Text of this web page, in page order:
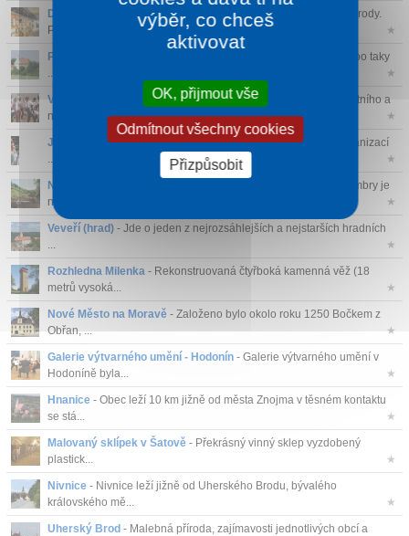
Dům přírody Pálava- Nechte se ohromit pestrostí pálavské přírody.
P...
★
Poutní místo Svatý Antonínek
- Poutní místo sv. Antonínka nebo taky
...
★
Verbuňk
- Roku 2005 zapsáno na seznam Mistrovských děl ústního a
nehmot...
★
Jízda králů
- Od roku 2011 je tato úžasná tradice zapsána organizací
...
★
Naučná ministezka „Okolo Ambry“
- Naučná stezka Okolo Ambry je
nej...
★
Veveří (hrad) - Jde o jeden z nejrozsáhlejších a nejstarších hradních
...
★
Rozhledna Milenka - Rekonstruovaná čtyřboká kamenná věž (18
metrů vysoká...
★
Nové Město na Moravě - Založeno bylo okolo roku 1250 Bočkem z
Obřan, ...
★
Galerie výtvarného umění - Hodonín - Galerie výtvarného umění v
Hodoníně byla...
★
Hnanice - Obec leží 10 km jižně od města Znojma v těsném kontaktu
se stá...
★
Malovaný sklípek v Šatově - Překrásný vinný sklep vyzdobený
plastick...
★
Nivnice - Nivnice leží jižně od Uherského Brodu, bývalého
královského mě...
★
Uherský Brod - Malebná příroda, zajímavosti jednotlivých obcí a
výběr, co chceš
aktivovat
OK, přijmout vše
Odmítnout všechny cookies
Přizpůsobit